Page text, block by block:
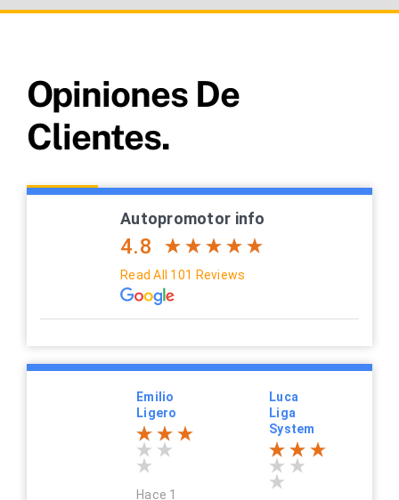
Opiniones De
Clientes.
Autopromotor info
4.8
Read All 101 Reviews
Emilio
Ligero
Hace 1
Luca
Liga
System